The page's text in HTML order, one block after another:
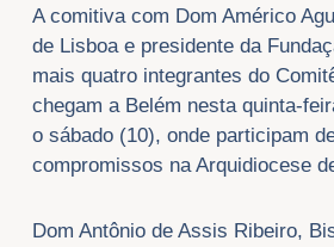
A comitiva com Dom Américo
de Lisboa e presidente da
mais quatro integrantes do
chegam a Belém nesta quinta-
o sábado (10), onde participam
compromissos na Arquidiocese
Dom Antônio de Assis Ribeiro,